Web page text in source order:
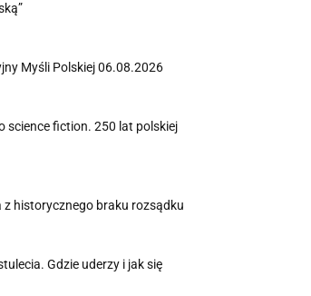
Myśli Polskiej 06.08.2026
science fiction. 250 lat polskiej
z historycznego braku rozsądku
Gdzie uderzy i jak się